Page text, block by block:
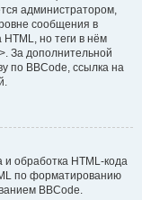
администратором,
сообщения в
но теги в нём
За дополнительной
по BBCode, ссылка на
обработка HTML-кода
по форматированию
BBCode.